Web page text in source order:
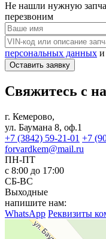
Не нашли нужную
перезвоним
персональных данных и
Оставить заявку
Свяжитесь с
г. Кемерово,
ул. Баумана 8, оф.1
+7 (3842) 59-21-01 +7
forvardkem@mail.ru
ПН-ПТ
с 8:00 до 17:00
СБ-ВС
Выходные
напишите нам:
WhatsApp Реквизиты